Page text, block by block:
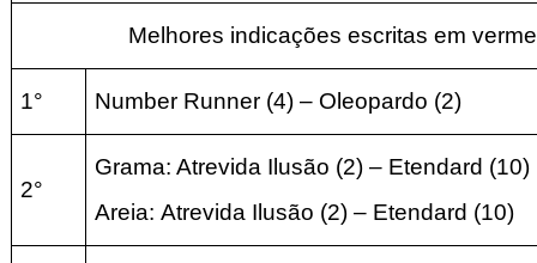
Melhores indicações escritas em
1° Number Runner (4) – Oleopardo (2)
2°
Grama: Atrevida Ilusão (2)– Etendard (10)
Areia: Atrevida Ilusão (2)– Etendard (10)